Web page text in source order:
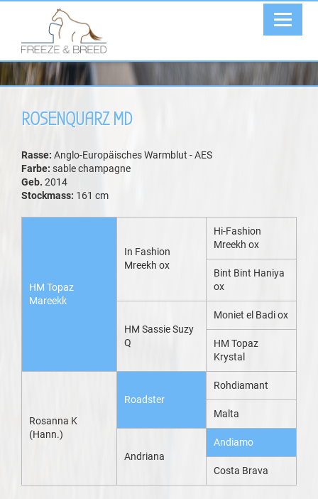
ROSENQUARZ MD
Rasse: Anglo-Europäisches Warmblut - AES
Farbe: sable champagne
Geb. 2014
Stockmass: 161 cm
HM Topaz
Mareekk
In Fashion
Mreekh ox
Hi-Fashion
Mreekh ox
Bint Bint Haniya
ox
HM Sassie Suzy
Q
Moniet el Badi ox
HM Topaz
Krystal
Rosanna K
(Hann.)
Roadster
Rohdiamant
Malta
Andriana
Andiamo
Costa Brava